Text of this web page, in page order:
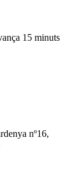
15 minuts
nº16,